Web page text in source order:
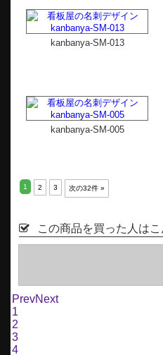
kanbanya-SM-013
kanbanya-SM-005
1 2 3 次の32件 »
この商品を買った人は
PrevNext
1
2
3
4